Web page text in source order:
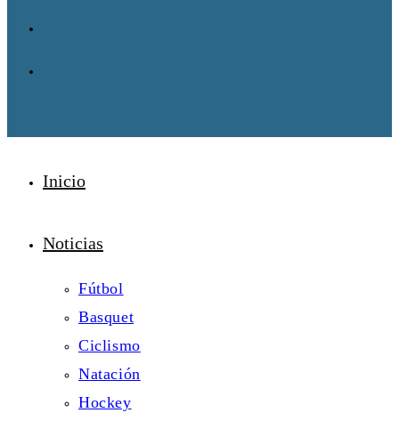
Inicio
Noticias
Fútbol
Basquet
Ciclismo
Natación
Hockey